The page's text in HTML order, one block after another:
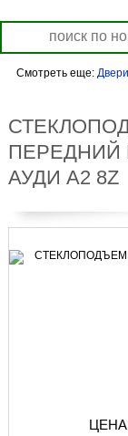
Смотреть еще:
ПЕРЕДНИЙ
АУДИ A2 8Z